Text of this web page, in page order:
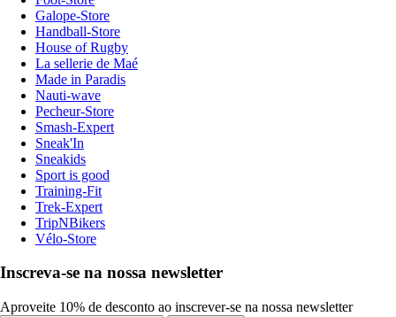
Galope-Store
Handball-Store
House of Rugby
La sellerie de Maé
Made in Paradis
Nauti-wave
Pecheur-Store
Smash-Expert
Sneak'In
Sneakids
Sport is good
Training-Fit
Trek-Expert
TripNBikers
Vélo-Store
Inscreva-se na nossa newsletter
Aproveite 10% de desconto ao inscrever-se na nossa newsletter